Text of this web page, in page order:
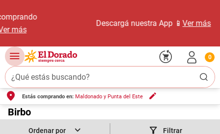
Descargá nuestra App 📱Ver más
¿Qué estás buscando?
0
Estás comprando en: Maldonado y Punta del Este
Birbo
Filtrar
TÉRMINOS MÁS BUSCADOS
leche